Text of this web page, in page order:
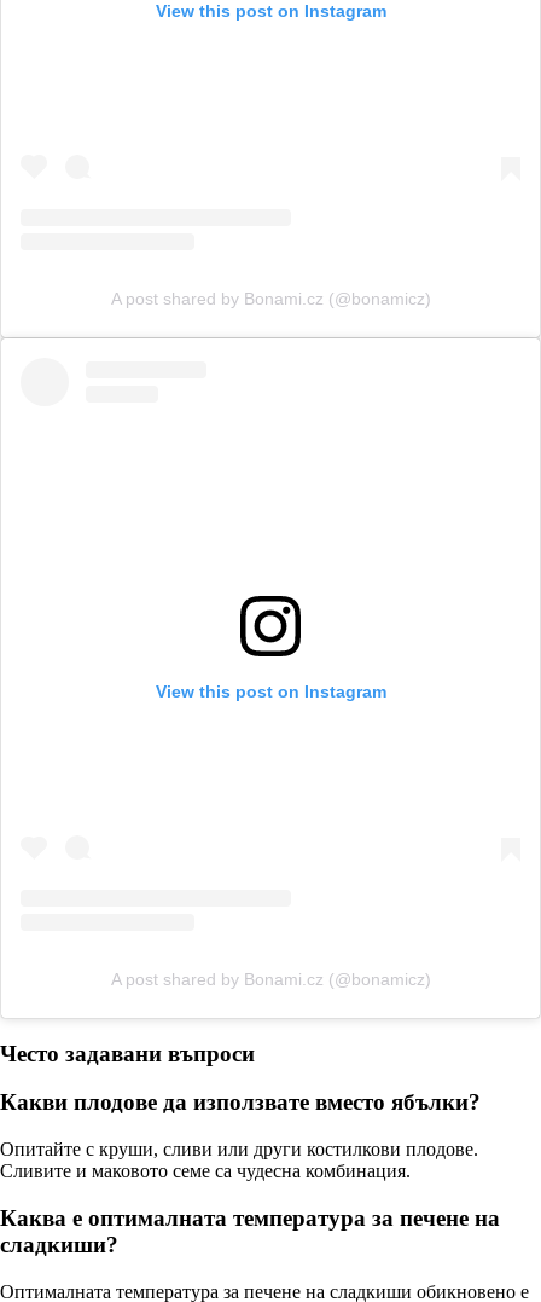
View this post on Instagram
A post shared by Bonami.cz (@bonamicz)
View this post on Instagram
A post shared by Bonami.cz (@bonamicz)
Често задавани въпроси
Какви плодове да използвате вместо ябълки?
Опитайте с круши, сливи или други костилкови плодове.
Сливите и маковото семе са чудесна комбинация.
Каква е оптималната температура за печене на
сладкиши?
Оптималната температура за печене на сладкиши обикновено е